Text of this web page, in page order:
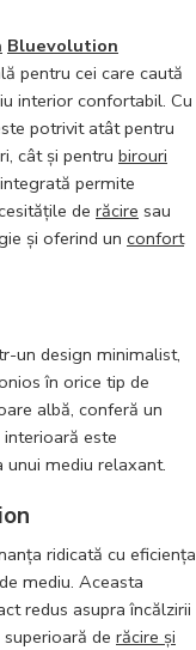
Bluevolution
pentru cei care caută
interior confortabil. Cu
potrivit atât pentru
cât și pentru birouri
integrată permite
de răcire sau
și oferind un confort
un design minimalist,
în orice tip de
albă, conferă un
este
unui mediu relaxant.
ridicată cu eficiența
mediu. Aceasta
redus asupra încălzirii
de răcire și